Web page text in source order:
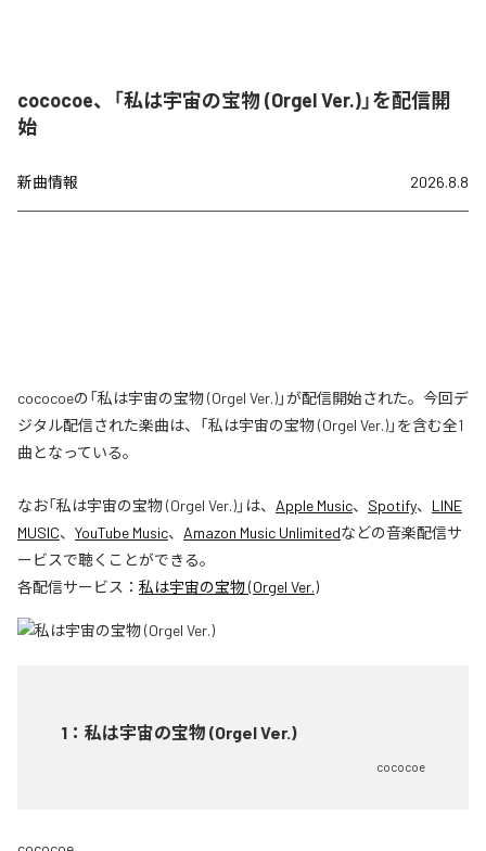
cococoe、「私は宇宙の宝物 (Orgel Ver.)」を配信開
始
新曲情報 2026.8.8
cococoeの「私は宇宙の宝物 (Orgel Ver.)」が配信開始された。今回デ
ジタル配信された楽曲は、「私は宇宙の宝物 (Orgel Ver.)」を含む全1
曲となっている。
なお「私は宇宙の宝物 (Orgel Ver.)」は、 Apple Music、 Spotify、 LINE
MUSIC、 YouTube Music、 Amazon Music Unlimitedなどの音楽配信サ
ービスで聴くことができる。
各配信サービス： 私は宇宙の宝物 (Orgel Ver.)
1 ： 私は宇宙の宝物 (Orgel Ver.)
cococoe